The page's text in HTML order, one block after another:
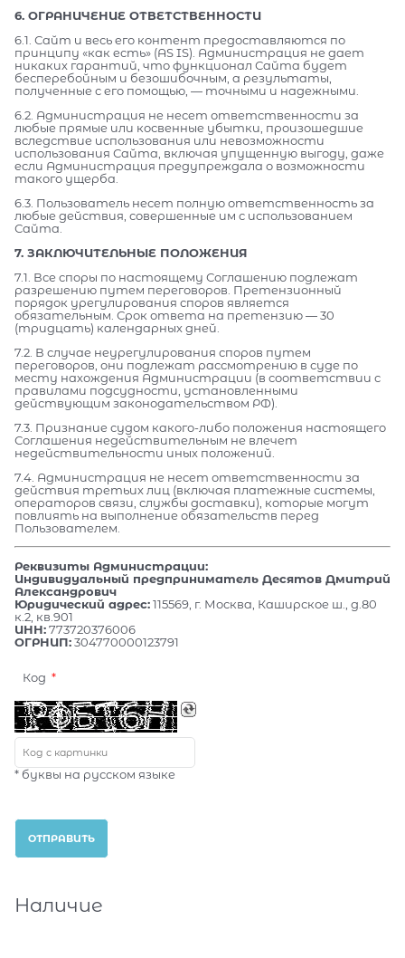
6. ОГРАНИЧЕНИЕ ОТВЕТСТВЕННОСТИ
6.1. Сайт и весь его контент предоставляются по
принципу «как есть» (AS IS). Администрация не дает
никаких гарантий, что функционал Сайта будет
бесперебойным и безошибочным, а результаты,
полученные с его помощью, — точными и надежными.
6.2. Администрация не несет ответственности за
любые прямые или косвенные убытки, произошедшие
вследствие использования или невозможности
использования Сайта, включая упущенную выгоду, даже
если Администрация предупреждала о возможности
такого ущерба.
6.3. Пользователь несет полную ответственность за
любые действия, совершенные им с использованием
Сайта.
7. ЗАКЛЮЧИТЕЛЬНЫЕ ПОЛОЖЕНИЯ
7.1. Все споры по настоящему Соглашению подлежат
разрешению путем переговоров. Претензионный
порядок урегулирования споров является
обязательным. Срок ответа на претензию — 30
(тридцать) календарных дней.
7.2. В случае неурегулирования споров путем
переговоров, они подлежат рассмотрению в суде по
месту нахождения Администрации (в соответствии с
правилами подсудности, установленными
действующим законодательством РФ).
7.3. Признание судом какого-либо положения настоящего
Соглашения недействительным не влечет
недействительности иных положений.
7.4. Администрация не несет ответственности за
действия третьих лиц (включая платежные системы,
операторов связи, службы доставки), которые могут
повлиять на выполнение обязательств перед
Пользователем.
Реквизиты Администрации:
Индивидуальный предприниматель Десятов Дмитрий
Александрович
Юридический адрес:115569, г. Москва, Каширское ш., д.80
к.2, кв.901
ИНН:773720376006
ОГРНИП:304770000123791
Код
* буквы на русском языке
Наличие